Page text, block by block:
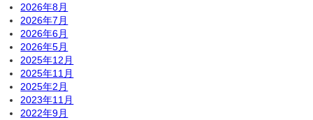
2026年8月
2026年7月
2026年6月
2026年5月
2025年12月
2025年11月
2025年2月
2023年11月
2022年9月